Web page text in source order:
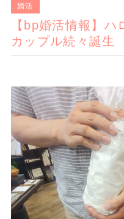
婚活
【bp婚活情報】
カップル続々誕生